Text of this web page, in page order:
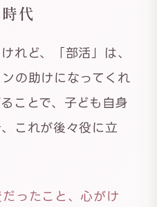
代
れど、「部活」は、
の助けになってくれ
ことで、子ども自身
これが後々役に立
ったこと、心がけ